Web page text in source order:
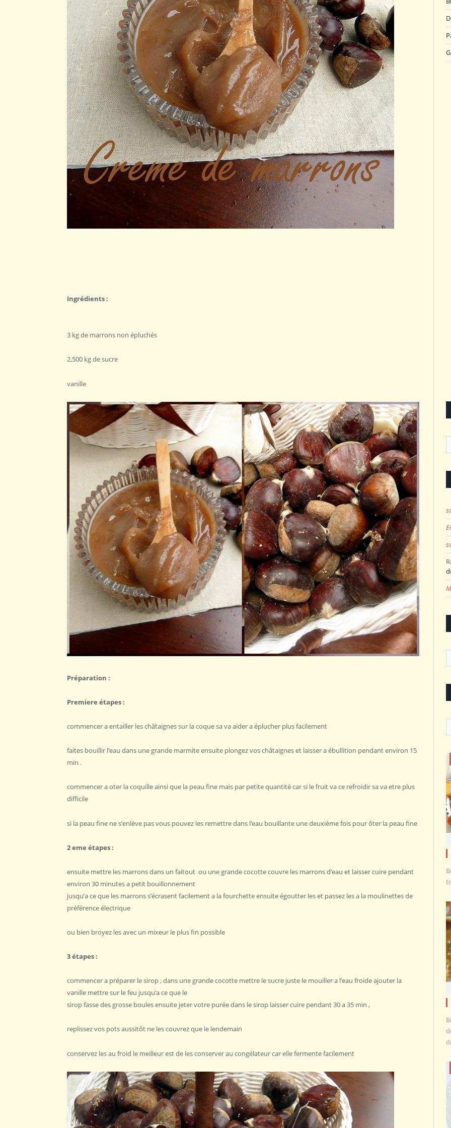
Ingrédients :
3 kg de marrons non épluchés
2,500 kg de sucre
vanille
Préparation :
Premiere étapes :
commencer a entailler les châtaignes sur la coque sa va aider a éplucher plus facilement
faites bouillir l’eau dans une grande marmite ensuite plongez vos châtaignes et laisser a ébullition pendant environ 15
min .
commencer a oter la coquille ainsi que la peau fine mais par petite quantité car si le fruit va ce refroidir sa va etre plus
difficile
si la peau fine ne s’enlève pas vous pouvez les remettre dans l’eau bouillante une deuxième fois pour ôter la peau fine
2 eme étapes :
ensuite mettre les marrons dans un faitout ou une grande cocotte couvre les marrons d’eau et laisser cuire pendant
environ 30 minutes a petit bouillonnement
jusqu’a ce que les marrons s’écrasent facilement a la fourchette ensuite égoutter les et passez les a la moulinettes de
préférence électrique
ou bien broyez les avec un mixeur le plus fin possible
3 étapes :
commencer a préparer le sirop , dans une grande cocotte mettre le sucre juste le mouiller a l’eau froide ajouter la
vanille mettre sur le feu jusqu’a ce que le
sirop fasse des grosse boules ensuite jeter votre purée dans le sirop laisser cuire pendant 30 a 35 min ,
replissez vos pots aussitôt ne les couvrez que le lendemain
conservez les au froid le meilleur est de les conserver au congélateur car elle fermente facilement